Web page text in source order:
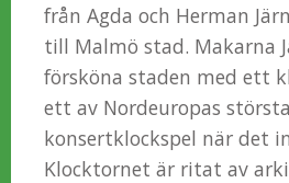
från Agda och Herman
till Malmö stad. Makarna
försköna staden med ett
ett av Nordeuropas största
konsertklockspel när det
Klocktornet är ritat av